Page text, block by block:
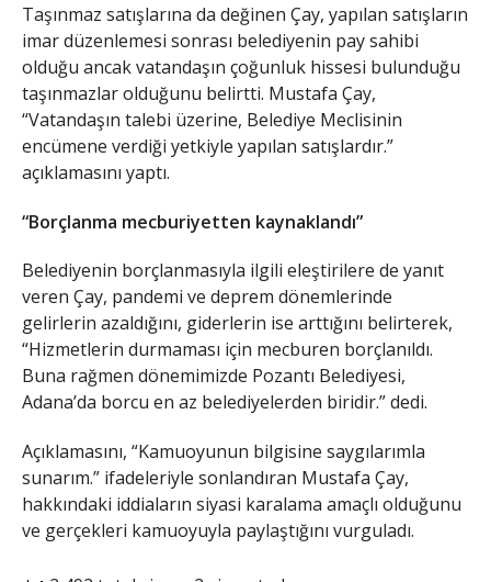
Taşınmaz satışlarına da değinen Çay, yapılan satışların
imar düzenlemesi sonrası belediyenin pay sahibi
olduğu ancak vatandaşın çoğunluk hissesi bulunduğu
taşınmazlar olduğunu belirtti. Mustafa Çay,
“Vatandaşın talebi üzerine, Belediye Meclisinin
encümene verdiği yetkiyle yapılan satışlardır.”
açıklamasını yaptı.
“Borçlanma mecburiyetten kaynaklandı”
Belediyenin borçlanmasıyla ilgili eleştirilere de yanıt
veren Çay, pandemi ve deprem dönemlerinde
gelirlerin azaldığını, giderlerin ise arttığını belirterek,
“Hizmetlerin durmaması için mecburen borçlanıldı.
Buna rağmen dönemimizde Pozantı Belediyesi,
Adana’da borcu en az belediyelerden biridir.” dedi.
Açıklamasını, “Kamuoyunun bilgisine saygılarımla
sunarım.” ifadeleriyle sonlandıran Mustafa Çay,
hakkındaki iddiaların siyasi karalama amaçlı olduğunu
ve gerçekleri kamuoyuyla paylaştığını vurguladı.